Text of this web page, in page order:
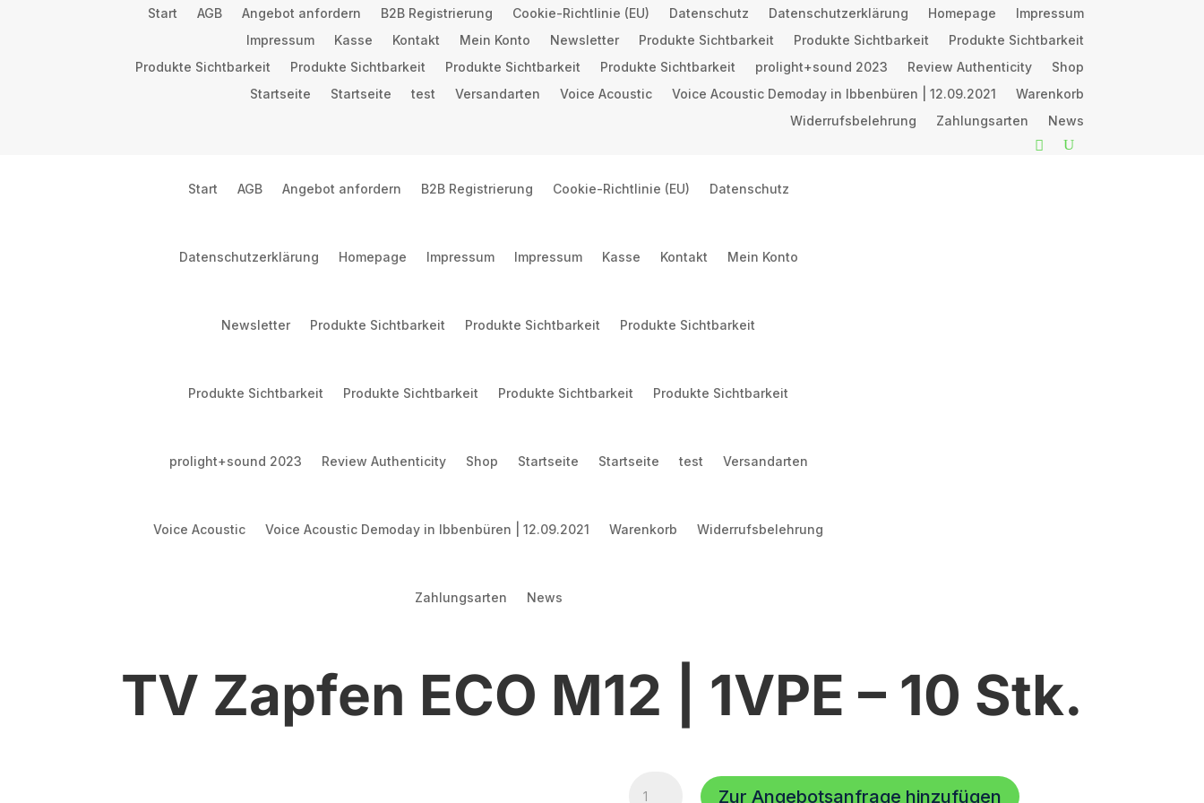
Start AGB Angebot anfordern B2B Registrierung Cookie-Richtlinie (EU) Datenschutz Datenschutzerklärung Homepage
Impressum
Impressum
Kasse Kontakt Mein Konto Newsletter Produkte Sichtbarkeit Produkte Sichtbarkeit
Produkte Sichtbarkeit
Produkte Sichtbarkeit
Produkte Sichtbarkeit Produkte Sichtbarkeit Produkte Sichtbarkeit prolight+sound 2023 Review Authenticity
Shop
Startseite
Startseite test Versandarten Voice Acoustic Voice Acoustic Demoday in Ibbenbüren | 12.09.2021
Warenkorb
Widerrufsbelehrung
Zahlungsarten News
Start AGB Angebot anfordern B2B Registrierung Cookie-Richtlinie (EU) Datenschutz
Datenschutzerklärung Homepage Impressum Impressum Kasse Kontakt Mein Konto
Newsletter Produkte Sichtbarkeit Produkte Sichtbarkeit Produkte Sichtbarkeit
Produkte Sichtbarkeit Produkte Sichtbarkeit Produkte Sichtbarkeit Produkte Sichtbarkeit
prolight+sound 2023 Review Authenticity Shop Startseite Startseite test Versandarten
Voice Acoustic Voice Acoustic Demoday in Ibbenbüren | 12.09.2021 Warenkorb Widerrufsbelehrung
Zahlungsarten News
TV Zapfen ECO M12 | 1VPE – 10 Stk.
Zur Angebotsanfrage hinzufügen